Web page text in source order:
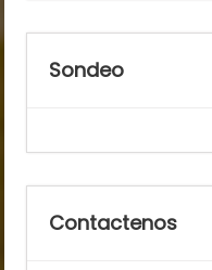
Sondeo
Contactenos